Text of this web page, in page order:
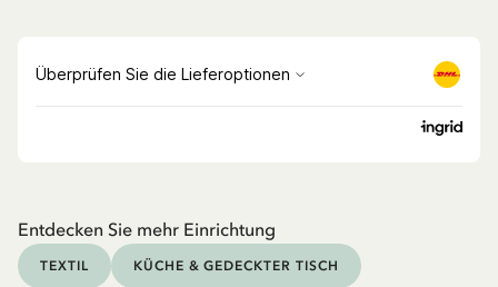
Entdecken Sie mehr Einrichtung
TEXTIL KÜCHE & GEDECKTER TISCH